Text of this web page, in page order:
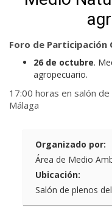
Foro de Participación
26 de octubre.
agropecuario.
17:00 horas en salón
Málaga
Organizado por:
Área de Medio
Ubicación:
Salón de plenos